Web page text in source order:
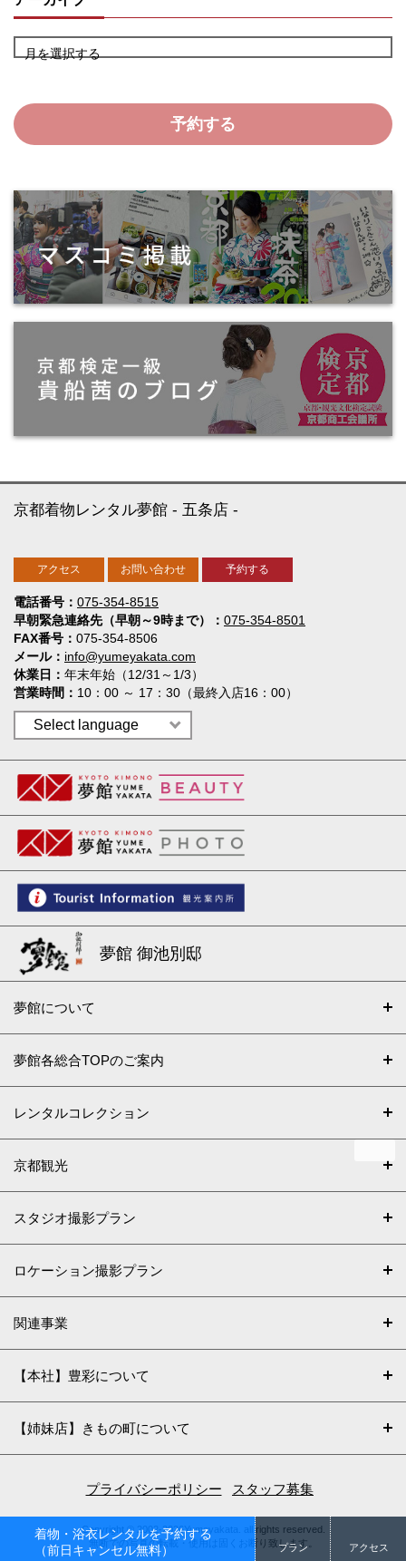
着物・浴衣レンタルを予約する
（前日キャンセル無料）
プラン アクセス
月を選択する
予約する
電話番号
075-354-8515
早朝緊急連絡先（早朝～9時まで）
075-354-8501
FAX番号
075-354-8506
メール
info@yumeyakata.com
休業日
年末年始（12/31～1/3）
営業時間
10：00 ～ 17：30（最終入店16：00）
京都着物レンタル夢館 五条店
アクセス お問い合わせ 予約する
夢館 御池別邸
夢館について
夢館各総合TOPのご案内
レンタルコレクション
京都観光
スタジオ撮影プラン
ロケーション撮影プラン
関連事業
【本社】豊彩について
【姉妹店】きもの町について
プライバシーポリシー スタッフ募集
Copyright © 2002-2026Yumeyakata. all rights reserved.
無断での写真の転載・使用は固くお断り致します。